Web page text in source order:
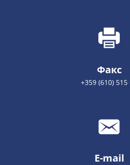
Факс
+359 (610) 515
E-mail